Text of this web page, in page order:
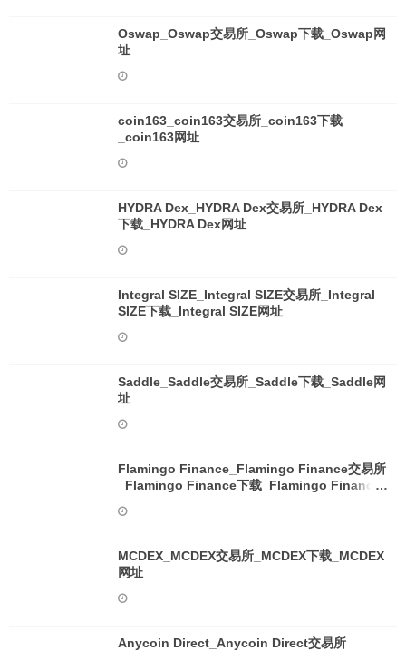
Oswap_Oswap交易所_Oswap下载_Oswap网
址
coin163_coin163交易所_coin163下载
_coin163网址
HYDRA Dex_HYDRA Dex交易所_HYDRA Dex
下载_HYDRA Dex网址
Integral SIZE_Integral SIZE交易所_Integral
SIZE下载_Integral SIZE网址
Saddle_Saddle交易所_Saddle下载_Saddle网
址
Flamingo Finance_Flamingo Finance交易所
_Flamingo Finance下载_Flamingo Finance
MCDEX_MCDEX交易所_MCDEX下载_MCDEX
网址
Anycoin Direct_Anycoin Direct交易所